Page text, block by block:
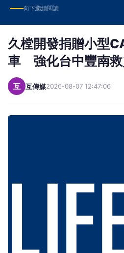
向下繼續閱讀
久樘開發捐贈小型
車 強化台中豐南救
互 互傳媒2026-08-07 12:47:06